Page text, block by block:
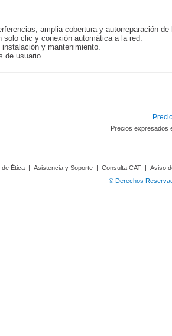
amplia cobertura y autorreparación de
solo clic y conexión automática a la red.
y mantenimiento.
de usuario
Precios expresados
de Ética | Asistencia y Soporte | Consulta CAT | Aviso
© Derechos